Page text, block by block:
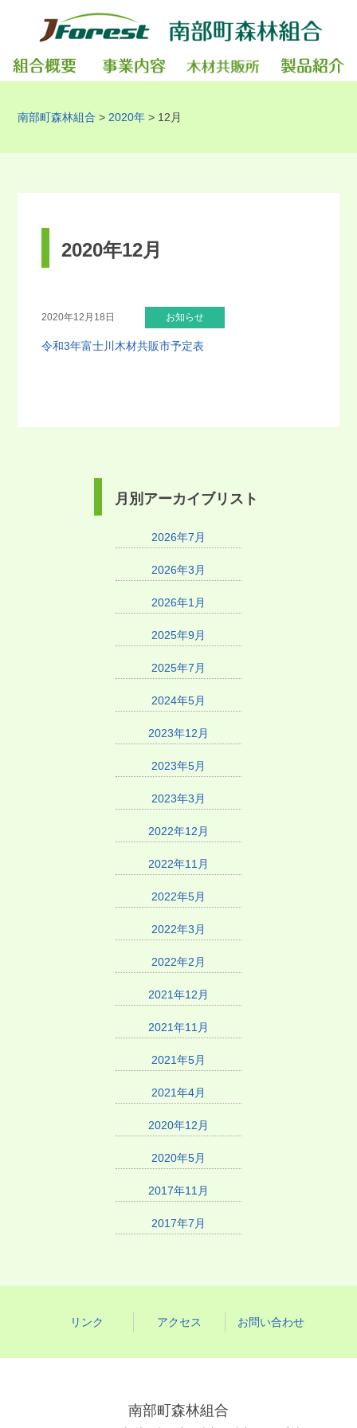
南部町森林組合 > 2020年 > 12月
2020年12月
2020年12月18日 お知らせ
令和3年富士川木材共販市予定表
月別アーカイブリスト
2026年7月
2026年3月
2026年1月
2025年9月
2025年7月
2024年5月
2023年12月
2023年5月
2023年3月
2022年12月
2022年11月
2022年5月
2022年3月
2022年2月
2021年12月
2021年11月
2021年5月
2021年4月
2020年12月
2020年5月
2017年11月
2017年7月
リンク アクセス お問い合わせ
南部町森林組合